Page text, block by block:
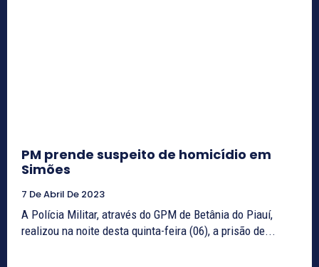
PM prende suspeito de homicídio em
Simões
7 De Abril De 2023
A Polícia Militar, através do GPM de Betânia do Piauí,
realizou na noite desta quinta-feira (06), a prisão de...